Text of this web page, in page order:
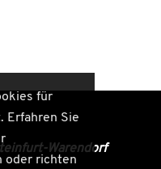
Warendorf
für
Erfahren Sie
oder richten